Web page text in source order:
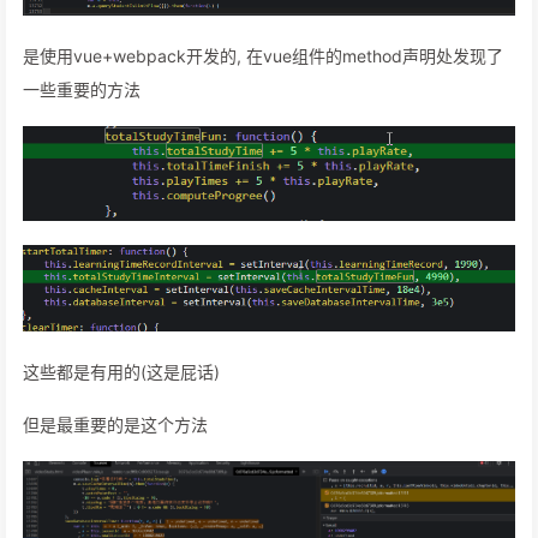
是使用vue+webpack开发的, 在vue组件的method声明处发现了
一些重要的方法
这些都是有用的(这是屁话)
但是最重要的是这个方法